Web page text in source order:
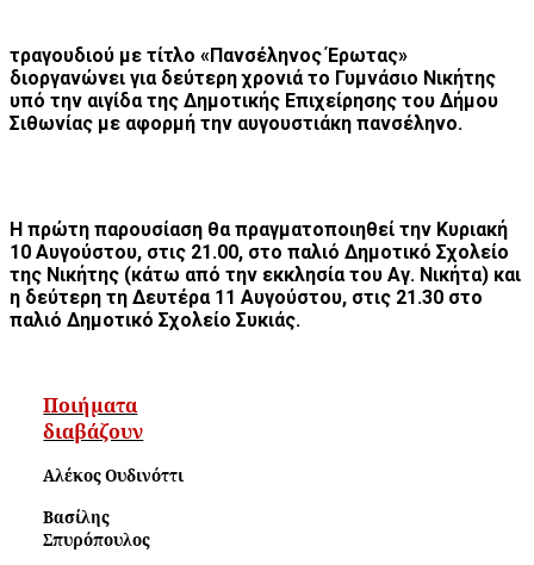
τραγουδιού με τίτλο «Πανσέληνος Έρωτας»
διοργανώνει για δεύτερη χρονιά το Γυμνάσιο Νικήτης
υπό την αιγίδα της Δημοτικής Επιχείρησης του Δήμου
Σιθωνίας με αφορμή την αυγουστιάκη πανσέληνο.
Η πρώτη παρουσίαση θα πραγματοποιηθεί την Κυριακή
10 Αυγούστου, στις 21.00, στο παλιό Δημοτικό Σχολείο
της Νικήτης (κάτω από την εκκλησία του Αγ. Νικήτα) και
η δεύτερη τη Δευτέρα 11 Αυγούστου, στις 21.30 στο
παλιό Δημοτικό Σχολείο Συκιάς.
Ποιήματα
διαβάζουν
Αλέκος Ουδινόττι
Βασίλης
Σπυρόπουλος